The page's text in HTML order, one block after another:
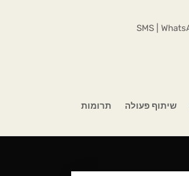
SMS |
שיתוף פעולה תרומות